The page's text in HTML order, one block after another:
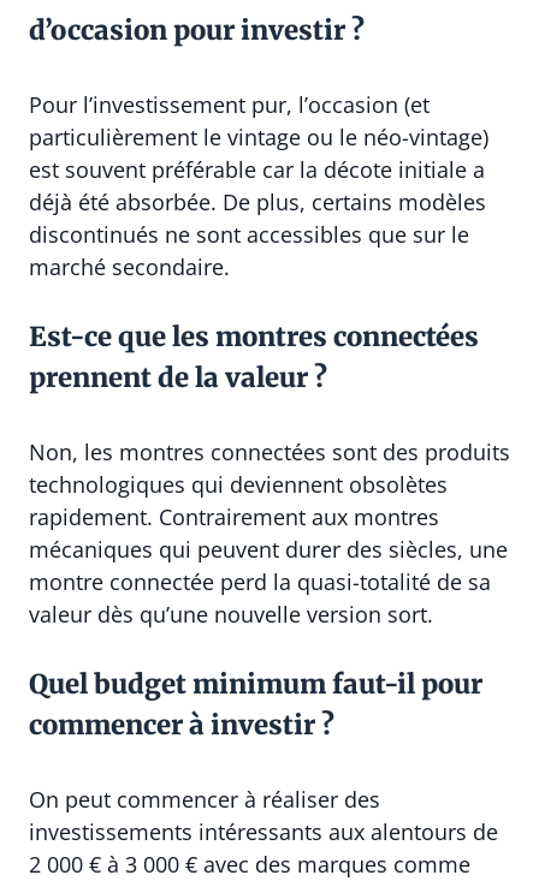
d’occasion pour investir ?
Pour l’investissement pur, l’occasion (et
particulièrement le vintage ou le néo-vintage)
est souvent préférable car la décote initiale a
déjà été absorbée. De plus, certains modèles
discontinués ne sont accessibles que sur le
marché secondaire.
Est-ce que les montres connectées
prennent de la valeur ?
Non, les montres connectées sont des produits
technologiques qui deviennent obsolètes
rapidement. Contrairement aux montres
mécaniques qui peuvent durer des siècles, une
montre connectée perd la quasi-totalité de sa
valeur dès qu’une nouvelle version sort.
Quel budget minimum faut-il pour
commencer à investir ?
On peut commencer à réaliser des
investissements intéressants aux alentours de
2 000 € à 3 000 € avec des marques comme